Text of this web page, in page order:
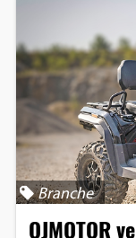
Branche
QJMOTOR